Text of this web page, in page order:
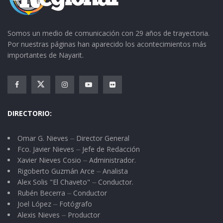
escucharnos, pero nos entendíamos bien
porque de vez en cuando asentíamos y
cruzábamos palmadas en el hombro.
“Reimon” hizo alboroto y con pistola en mano
arrastró a su mujer, get the fuck out gritando y
jurando for God que la iba a matar como a una
en mortal silencio. Sólo entonces pude escuchar
que, en el asiento trasero del galaxy, gringo
Tommy había estado navegando suavecito en
las carnes jadeantes de la gringa Annabella.
El negrito y yo nos miramos llorando porque se
Somos un medio de comunicación con 29 años de trayectoria.
Por nuestras páginas han aparecido los acontecimientos más
importantes de Nayarit.
DIRECTORIO:
Omar G. Nieves ⏤ Director General
Fco. Javier Nieves ⏤ Jefe de Redacción
Xavier Nieves Cosio ⏤ Administrador.
Rigoberto Guzmán Arce ⏤ Analista
Alex Solis "El Chaveto" ⏤ Conductor.
Rubén Becerra ⏤ Conductor
Joel López ⏤ Fotógrafo
Alexis Nieves ⏤ Productor